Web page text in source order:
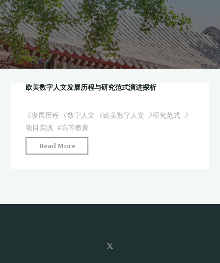
首
页
欧美数字人文发展历程与研究范式演进探析
#发展历程 #数字人文 #欧美数字人文 #研究范式 #
项目实践 #高等教育
Read More
美
文